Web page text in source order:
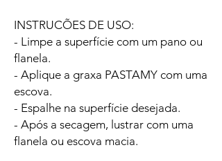
INSTRUCÕES DE USO:
- Limpe a superfície com um pano ou
flanela.
- Aplique a graxa PASTAMY com uma
escova.
- Espalhe na superfície desejada.
- Após a secagem, lustrar com uma
flanela ou escova macia.